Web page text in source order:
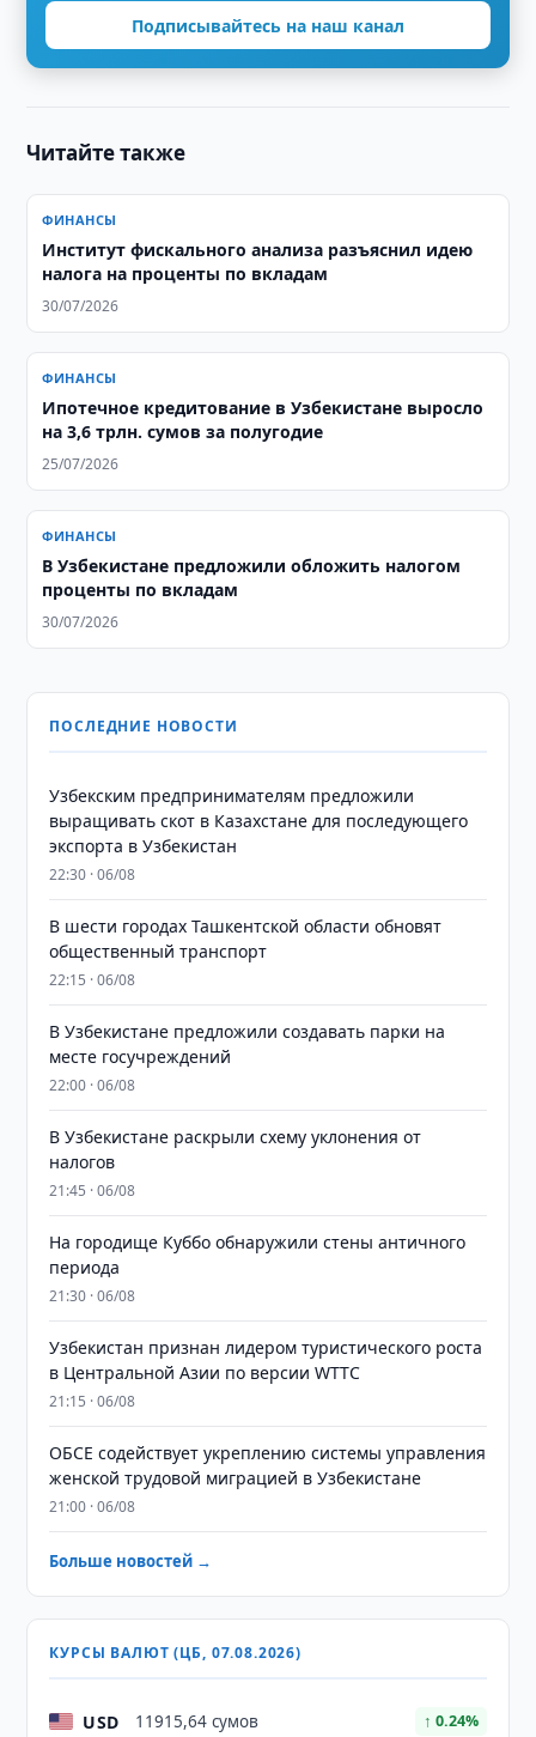
Подписывайтесь на наш канал
Читайте также
ФИНАНСЫ
Институт фискального анализа разъяснил идею
налога на проценты по вкладам
30/07/2026
ФИНАНСЫ
Ипотечное кредитование в Узбекистане выросло
на 3,6 трлн. сумов за полугодие
25/07/2026
ФИНАНСЫ
В Узбекистане предложили обложить налогом
проценты по вкладам
30/07/2026
ПОСЛЕДНИЕ НОВОСТИ
Узбекским предпринимателям предложили
выращивать скот в Казахстане для последующего
экспорта в Узбекистан
22:30 · 06/08
В шести городах Ташкентской области обновят
общественный транспорт
22:15 · 06/08
В Узбекистане предложили создавать парки на
месте госучреждений
22:00 · 06/08
В Узбекистане раскрыли схему уклонения от
налогов
21:45 · 06/08
На городище Куббо обнаружили стены античного
периода
21:30 · 06/08
Узбекистан признан лидером туристического роста
в Центральной Азии по версии WTTC
21:15 · 06/08
ОБСЕ содействует укреплению системы управления
женской трудовой миграцией в Узбекистане
21:00 · 06/08
Больше новостей →
КУРСЫ ВАЛЮТ (ЦБ, 07.08.2026)
USD 11915,64 сумов ↑ 0.24%